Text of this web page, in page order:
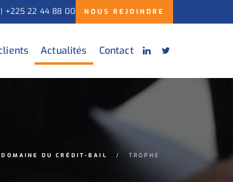
+225 22 44 88 00 NOUS REJOINDRE
Actualités Contact
DU CRÉDIT-BAIL TROPHE